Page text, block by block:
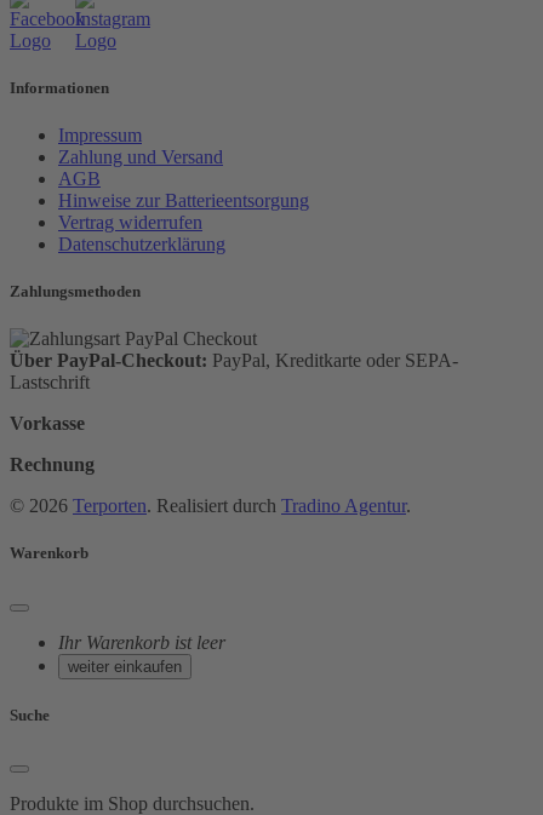
Informationen
Impressum
Zahlung und Versand
AGB
Hinweise zur Batterieentsorgung
Vertrag widerrufen
Datenschutzerklärung
Zahlungsmethoden
Über PayPal-Checkout: PayPal, Kreditkarte oder SEPA-
Lastschrift
Vorkasse
Rechnung
© 2026 Terporten. Realisiert durch Tradino Agentur.
Warenkorb
Ihr Warenkorb ist leer
weiter einkaufen
Suche
Produkte im Shop durchsuchen.